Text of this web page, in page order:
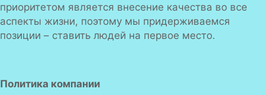
приоритетом является внесение качества во все
аспекты жизни, поэтому мы придерживаемся
позиции – ставить людей на первое место.
Политика компании